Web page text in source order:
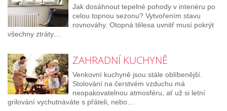
Jak dosáhnout tepelné pohody v interiéru po
celou topnou sezonu? Vytvořením stavu
rovnováhy. Otopná tělesa uvnitř musí pokrýt
všechny ztráty…
ZAHRADNÍ KUCHYNĚ
Venkovní kuchyně jsou stále oblíbenější.
Stolování na čerstvém vzduchu má
neopakovatelnou atmosféru, ať už si letní
grilování vychutnáváte s přáteli, nebo…